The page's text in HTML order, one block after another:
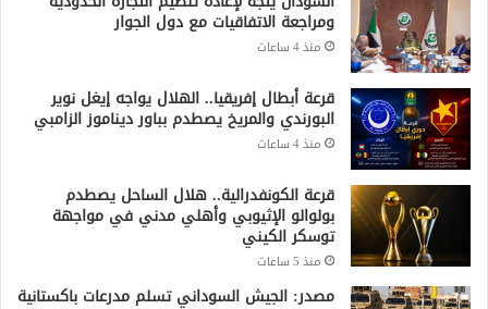
ومراجعة الاتفاقيات مع دول الجوار
منذ 4 ساعات
قرعة أبطال إفريقيا.. الهلال يواجه إيغل نوير
البورندي والمريخ يصطدم بباور ديناموز الزامبي
منذ 4 ساعات
قرعة الكونفدرالية.. هلال الساحل يصطدم
بولوالو الإثيوبي وأهلي مدني في مواجهة
توسكر الكيني
منذ 5 ساعات
مصدر: الجيش السوداني تسلم مدرعات باكستانية